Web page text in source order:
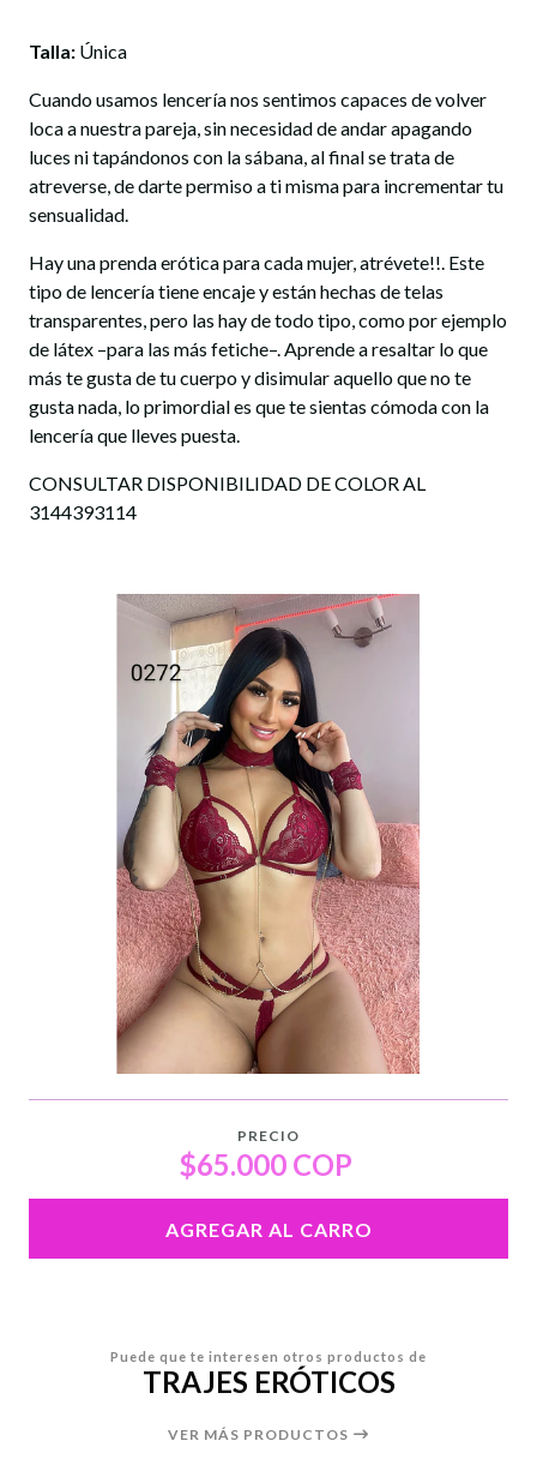
Talla: Única
Cuando usamos lencería nos sentimos capaces de volver
loca a nuestra pareja, sin necesidad de andar apagando
luces ni tapándonos con la sábana, al final se trata de
atreverse, de darte permiso a ti misma para incrementar tu
sensualidad.
Hay una prenda erótica para cada mujer, atrévete!!. Este
tipo de lencería tiene encaje y están hechas de telas
transparentes, pero las hay de todo tipo, como por ejemplo
de látex –para las más fetiche–. Aprende a resaltar lo que
más te gusta de tu cuerpo y disimular aquello que no te
gusta nada, lo primordial es que te sientas cómoda con la
lencería que lleves puesta.
CONSULTAR DISPONIBILIDAD DE COLOR AL
3144393114
PRECIO
$65.000 COP
AGREGAR AL CARRO
Puede que te interesen otros productos de
TRAJES ERÓTICOS
VER MÁS PRODUCTOS